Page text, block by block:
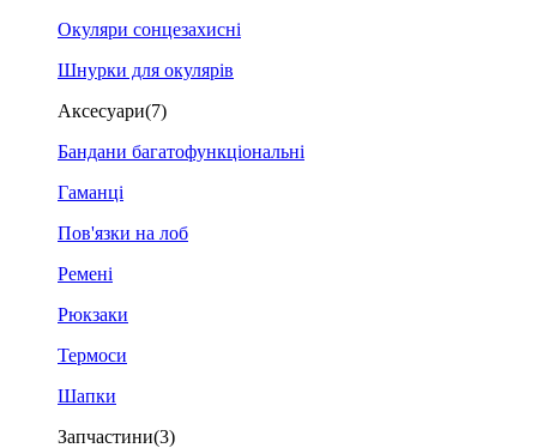
Окуляри сонцезахисні
Шнурки для окулярів
Аксесуари(7)
Бандани багатофункціональні
Гаманці
Пов'язки на лоб
Ремені
Рюкзаки
Термоси
Шапки
Запчастини(3)